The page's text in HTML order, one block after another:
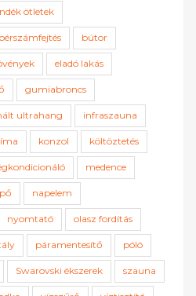
ötletek
bérszámfejtés bútor
eladó lakás
gumiabroncs
ultrahang infraszauna
konzol költöztetés
medence
napelem
nyomtató olasz fordítás
páramentesítő póló
Swarovski ékszerek szauna